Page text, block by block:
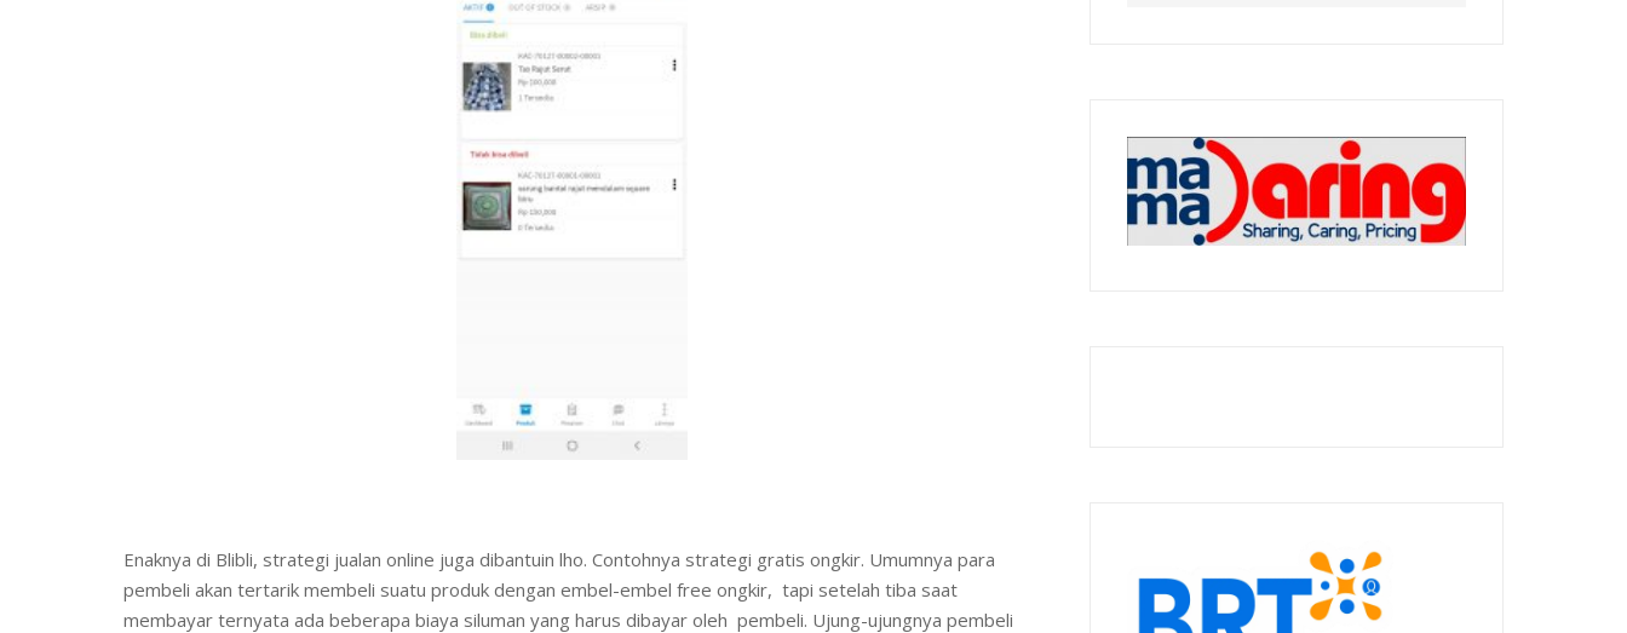
Enaknya di Blibli, strategi jualan online juga dibantuin lho. Contohnya strategi gratis ongkir. Umumnya para
pembeli akan tertarik membeli suatu produk dengan embel-embel free ongkir, tapi setelah tiba saat
membayar ternyata ada beberapa biaya siluman yang harus dibayar oleh pembeli. Ujung-ujungnya pembeli